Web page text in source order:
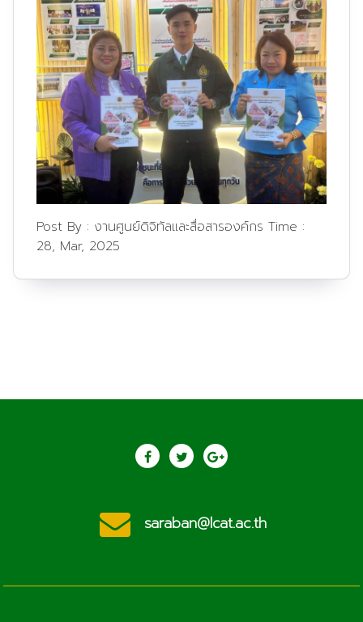
Post By : งานศูนย์ดิจิทัลและสื่อสารองค์กร Time :
28, Mar, 2025
saraban@lcat.ac.th